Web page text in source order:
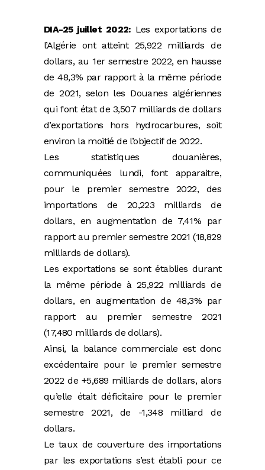
DIA-25 juillet 2022: Les exportations de
l’Algérie ont atteint 25,922 milliards de
dollars, au 1er semestre 2022, en hausse
de 48,3% par rapport à la même période
de 2021, selon les Douanes algériennes
qui font état de 3,507 milliards de dollars
d’exportations hors hydrocarbures, soit
environ la moitié de l’objectif de 2022.
Les statistiques douanières,
communiquées lundi, font apparaitre,
pour le premier semestre 2022, des
importations de 20,223 milliards de
dollars, en augmentation de 7,41% par
rapport au premier semestre 2021 (18,829
milliards de dollars).
Les exportations se sont établies durant
la même période à 25,922 milliards de
dollars, en augmentation de 48,3% par
rapport au premier semestre 2021
(17,480 milliards de dollars).
Ainsi, la balance commerciale est donc
excédentaire pour le premier semestre
2022 de +5,689 milliards de dollars, alors
qu’elle était déficitaire pour le premier
semestre 2021, de -1,348 milliard de
dollars.
Le taux de couverture des importations
par les exportations s’est établi pour ce